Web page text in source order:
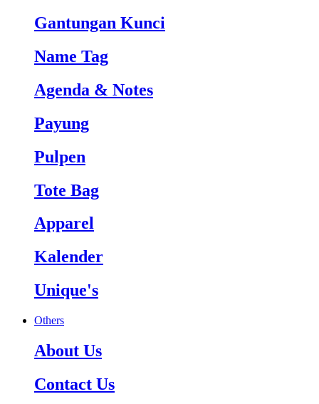
Gantungan Kunci
Name Tag
Agenda & Notes
Payung
Pulpen
Tote Bag
Apparel
Kalender
Unique's
Others
About Us
Contact Us